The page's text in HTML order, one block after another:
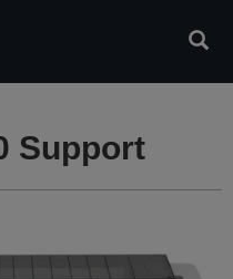
Support